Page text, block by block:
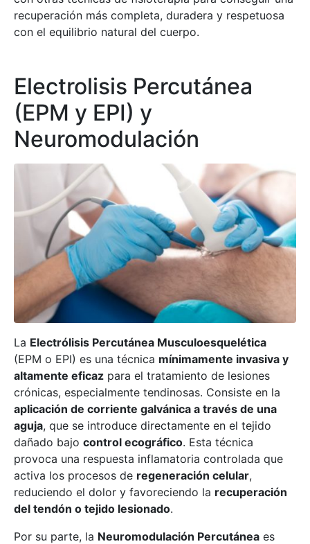
recuperación más completa, duradera y respetuosa
con el equilibrio natural del cuerpo.
Electrolisis Percutánea
(EPM y EPI) y
Neuromodulación
La Electrólisis Percutánea Musculoesquelética
(EPM o EPI) es una técnica mínimamente invasiva y
altamente eficaz para el tratamiento de lesiones
crónicas, especialmente tendinosas. Consiste en la
aplicación de corriente galvánica a través de una
aguja, que se introduce directamente en el tejido
dañado bajo control ecográfico. Esta técnica
provoca una respuesta inflamatoria controlada que
activa los procesos de regeneración celular,
reduciendo el dolor y favoreciendo la recuperación
del tendón o tejido lesionado.
Por su parte, la Neuromodulación Percutánea es